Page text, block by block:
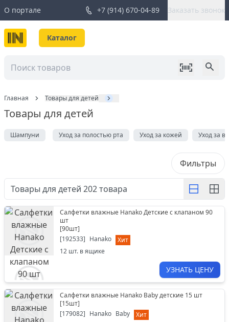
О портале +7 (914) 670-04-89 Заказать звонок
Каталог
Главная Товары для детей
Товары для детей
Шампуни Уход за полостью рта Уход за кожей Уход за
Фильтры
Товары для детей 202товара
Салфетки влажные Hanako Детские с клапаном 90
шт
[90шт]
[192533] Hanako
Хит
12 шт. в ящике
УЗНАТЬ ЦЕНУ
Салфетки влажные Hanako Baby детские 15 шт
[15шт]
[179082] Hanako Baby
Хит